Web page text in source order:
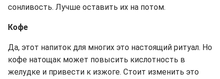
сонливость. Лучше оставить их на потом.
Кофе
Да, этот напиток для многих это настоящий ритуал. Но
кофе натощак может повысить кислотность в
желудке и привести к изжоге. Стоит изменить это